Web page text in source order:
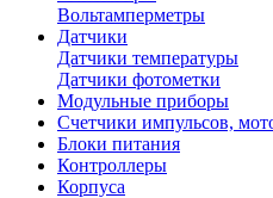
Вольтамперметры
Датчики
Датчики температуры
Датчики фотометки
Модульные приборы
Счетчики импульсов,
Блоки питания
Контроллеры
Корпуса